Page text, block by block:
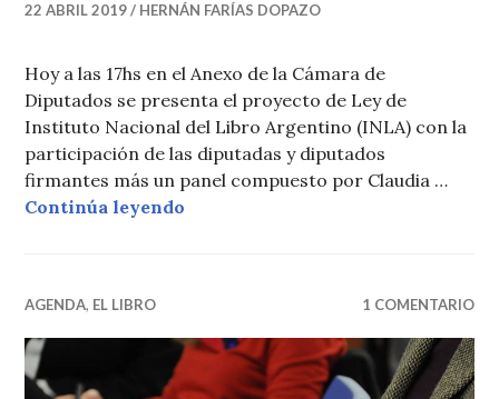
22 ABRIL 2019 HERNÁN FARÍAS DOPAZO
Hoy a las 17hs en el Anexo de la Cámara de
Diputados se presenta el proyecto de Ley de
Instituto Nacional del Libro Argentino (INLA) con la
participación de las diputadas y diputados
firmantes más un panel compuesto por Claudia …
Continúa leyendo
AGENDA, EL LIBRO 1 COMENTARIO